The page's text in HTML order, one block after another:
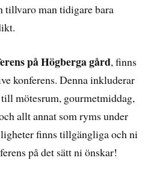
tillvaro man tidigare bara
på Högberga gård, finns
konferens. Denna inkluderar
mötesrum, gourmetmiddag,
allt annat som ryms under
finns tillgängliga och ni
på det sätt ni önskar!